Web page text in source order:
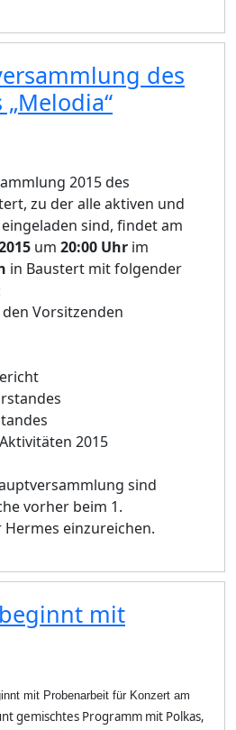
des
2015 des
zu der alle aktiven und
sind, findet am
um 20:00 Uhr im
in Baustert mit folgender
Vorsitzenden
2015
sind
vorher beim 1.
einzureichen.
mit
mit Probenarbeit für Konzert am
gemischtes Programm mit Polkas,